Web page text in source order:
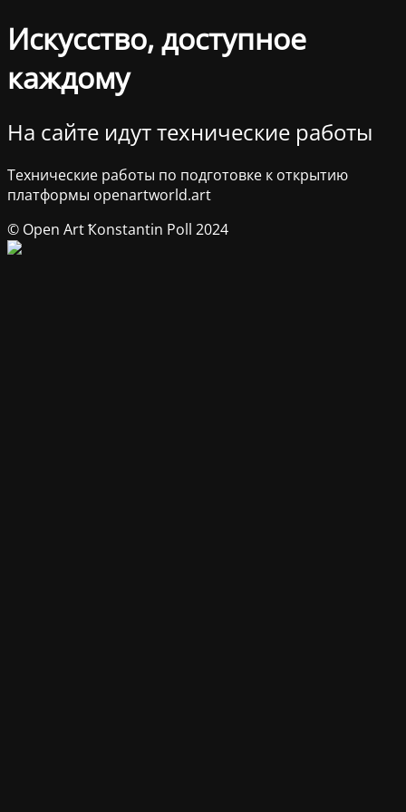
Искусство, доступное
каждому
На сайте идут технические работы
Технические работы по подготовке к открытию
платформы openartworld.art
© Open Art Ҟonstantin Poll 2024